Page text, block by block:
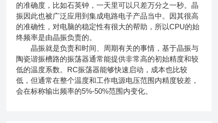
的准确度，比如石英钟，一天里可以只差万分之一秒。晶
振因此也被广泛应用到集成电路电子产品当中。因其很高
的准确性，对电脑的稳定性有很大的帮助，所以CPU的始
终频率是由晶振负责的。
晶振就是负责和时间、周期有关的事情，基于晶振与
陶瓷谐振槽路的振荡器通常能提供非常高的初始精度和较
低的温度系数。RC振荡器能够快速启动，成本也比较
低，但通常在整个温度和工作电源电压范围内精度较差，
会在标称输出频率的5%-50%范围内变化。